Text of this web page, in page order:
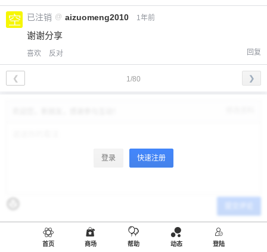
已注销 @ aizuomeng2010 1年前
谢谢分享
喜欢 反对 回复
1/80
❮ ❯
登录 快速注册
首页 商场 帮助 动态 登陆